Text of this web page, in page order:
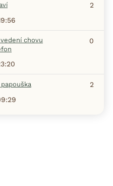
2
chovu
0
2